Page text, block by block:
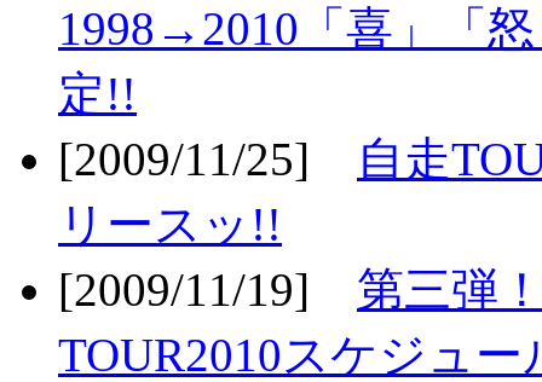
1998→2010「喜」「
定!!
[2009/11/25]
自走
リースッ!!
[2009/11/19] 第三弾
TOUR2010スケジュー